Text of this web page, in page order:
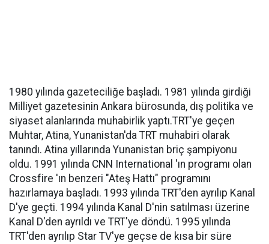
1980 yılında gazeteciliğe başladı. 1981 yılında girdiği
Milliyet gazetesinin Ankara bürosunda, dış politika ve
siyaset alanlarında muhabirlik yaptı.TRT'ye geçen
Muhtar, Atina, Yunanistan'da TRT muhabiri olarak
tanındı. Atina yıllarında Yunanistan briç şampiyonu
oldu. 1991 yılında CNN International 'ın programı olan
Crossfire 'ın benzeri "Ateş Hattı" programını
hazırlamaya başladı. 1993 yılında TRT'den ayrılıp Kanal
D'ye geçti. 1994 yılında Kanal D'nin satılması üzerine
Kanal D'den ayrıldı ve TRT'ye döndü. 1995 yılında
TRT'den ayrılıp Star TV'ye geçse de kısa bir süre